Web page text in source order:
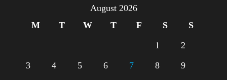
August 2026
M
T W T F S
S
1
2
3
4 5 6 7 8
9